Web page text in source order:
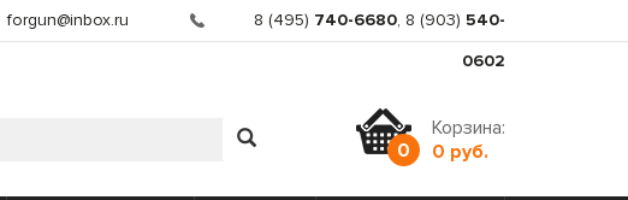
forgun@inbox.ru 8 (495) 740-6680, 8 (903) 540-
0602
0
Корзина:
0 руб.